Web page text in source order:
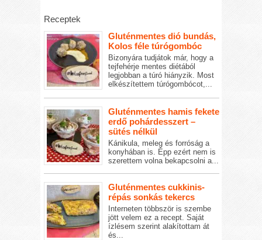
Receptek
Gluténmentes dió bundás,
Kolos féle túrógombóc
Bizonyára tudjátok már, hogy a
tejfehérje mentes diétából
legjobban a túró hiányzik. Most
elkészítettem túrógombócot,...
Gluténmentes hamis fekete
erdő pohárdesszert –
sütés nélkül
Kánikula, meleg és forróság a
konyhában is. Épp ezért nem is
szerettem volna bekapcsolni a...
Gluténmentes cukkinis-
répás sonkás tekercs
Interneten többször is szembe
jött velem ez a recept. Saját
ízlésem szerint alakítottam át
és...